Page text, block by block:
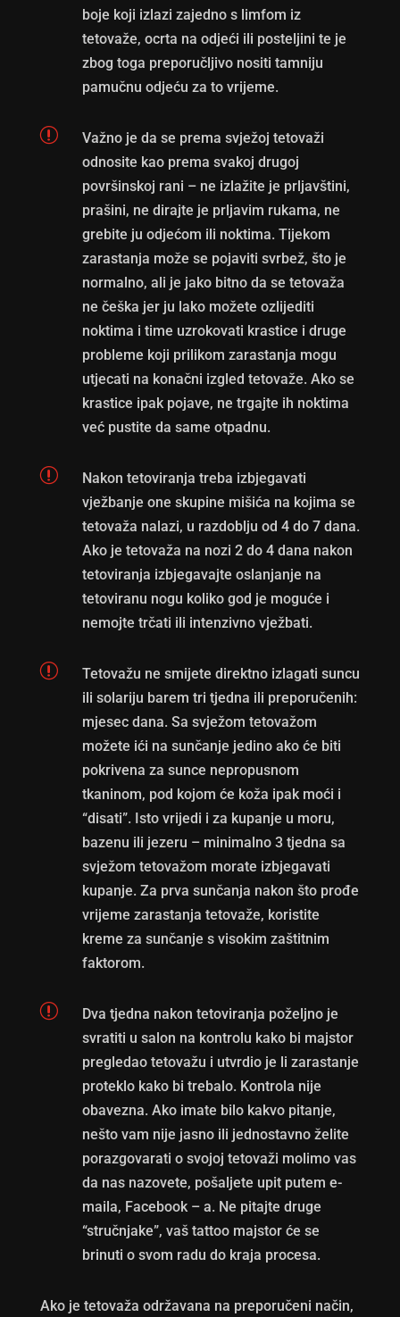
boje koji izlazi zajedno s limfom iz
tetovaže, ocrta na odjeći ili posteljini te je
zbog toga preporučljivo nositi tamniju
pamučnu odjeću za to vrijeme.
r
Važno je da se prema svježoj tetovaži
odnosite kao prema svakoj drugoj
površinskoj rani – ne izlažite je prljavštini,
prašini, ne dirajte je prljavim rukama, ne
grebite ju odjećom ili noktima. Tijekom
zarastanja može se pojaviti svrbež, što je
normalno, ali je jako bitno da se tetovaža
ne češka jer ju lako možete ozlijediti
noktima i time uzrokovati krastice i druge
probleme koji prilikom zarastanja mogu
utjecati na konačni izgled tetovaže. Ako se
krastice ipak pojave, ne trgajte ih noktima
već pustite da same otpadnu.
r
Nakon tetoviranja treba izbjegavati
vježbanje one skupine mišića na kojima se
tetovaža nalazi, u razdoblju od 4 do 7 dana.
Ako je tetovaža na nozi 2 do 4 dana nakon
tetoviranja izbjegavajte oslanjanje na
tetoviranu nogu koliko god je moguće i
nemojte trčati ili intenzivno vježbati.
r
Tetovažu ne smijete direktno izlagati suncu
ili solariju barem tri tjedna ili preporučenih:
mjesec dana. Sa svježom tetovažom
možete ići na sunčanje jedino ako će biti
pokrivena za sunce nepropusnom
tkaninom, pod kojom će koža ipak moći i
“disati”. Isto vrijedi i za kupanje u moru,
bazenu ili jezeru – minimalno 3 tjedna sa
svježom tetovažom morate izbjegavati
kupanje. Za prva sunčanja nakon što prođe
vrijeme zarastanja tetovaže, koristite
kreme za sunčanje s visokim zaštitnim
faktorom.
r
Dva tjedna nakon tetoviranja poželjno je
svratiti u salon na kontrolu kako bi majstor
pregledao tetovažu i utvrdio je li zarastanje
proteklo kako bi trebalo. Kontrola nije
obavezna. Ako imate bilo kakvo pitanje,
nešto vam nije jasno ili jednostavno želite
porazgovarati o svojoj tetovaži molimo vas
da nas nazovete, pošaljete upit putem e-
maila, Facebook – a. Ne pitajte druge
“stručnjake”, vaš tattoo majstor će se
brinuti o svom radu do kraja procesa.
Ako je tetovaža održavana na preporučeni način,